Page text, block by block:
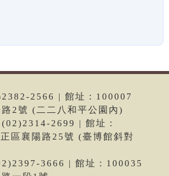
2566 | 館址：100007
2號 (二二八和平公園內)
2699 | 館址：
區襄陽路25號 (臺博館斜對
3666 | 館址：100035